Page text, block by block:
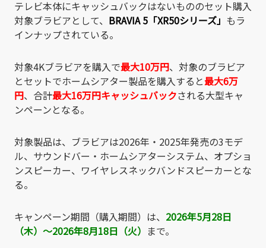
テレビ本体にキャッシュバックはないもののセット購入
対象ブラビアとして、 BRAVIA 5「XR50シリーズ」 もラ
インナップされている。
対象4Kブラビアを購入で最大10万円、対象のブラビア
とセットでホームシアター製品を購入すると最大6万
円、合計最大16万円キャッシュバックされる大型キャ
ンペーンとなる。
対象製品は、ブラビアは2026年・2025年発売の3モデ
ル、サウンドバー・ホームシアターシステム、オプショ
ンスピーカー、ワイヤレスネックバンドスピーカーとな
る。
キャンペーン期間（購入期間）は、 2026年5月28日
（木）～2026年8月18日（火） まで。